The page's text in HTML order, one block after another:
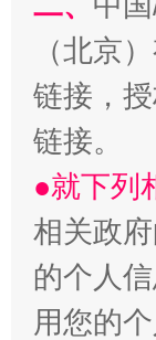
“
（北京
链接，
链接。
●就下列
相关政
的个人信
用您的